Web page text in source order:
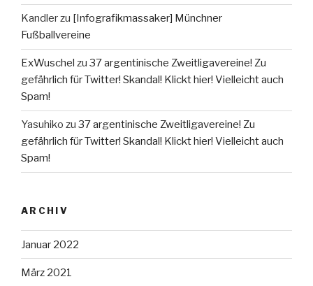
Kandlerzu [Infografikmassaker] Münchner
Fußballvereine
ExWuschel zu 37 argentinische Zweitligavereine! Zu
gefährlich für Twitter! Skandal! Klickt hier! Vielleicht auch
Spam!
Yasuhiko zu 37 argentinische Zweitligavereine! Zu
gefährlich für Twitter! Skandal! Klickt hier! Vielleicht auch
Spam!
ARCHIV
Januar 2022
März 2021